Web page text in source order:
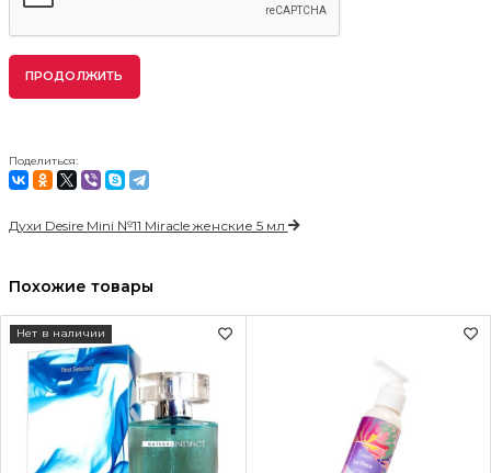
ПРОДОЛЖИТЬ
Поделиться:
Духи Desire Mini №11 Miracle женские 5 мл
Похожие товары
Нет в наличии